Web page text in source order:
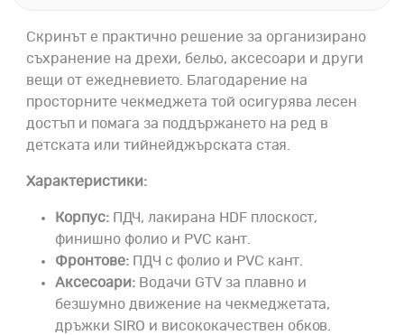
Скринът е практично решение за организирано
съхранение на дрехи, бельо, аксесоари и други
вещи от ежедневието. Благодарение на
просторните чекмеджета той осигурява лесен
достъп и помага за поддържането на ред в
детската или тийнейджърската стая.
Характеристики:
Корпус: ПДЧ, лакирана HDF плоскост,
финишно фолио и PVC кант.
Фронтове: ПДЧ с фолио и PVC кант.
Аксесоари: Водачи GTV за плавно и
безшумно движение на чекмеджетата,
дръжки SIRO и висококачествен обков.